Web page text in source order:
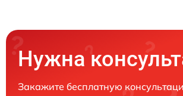
Нужна
Закажите бесплатную